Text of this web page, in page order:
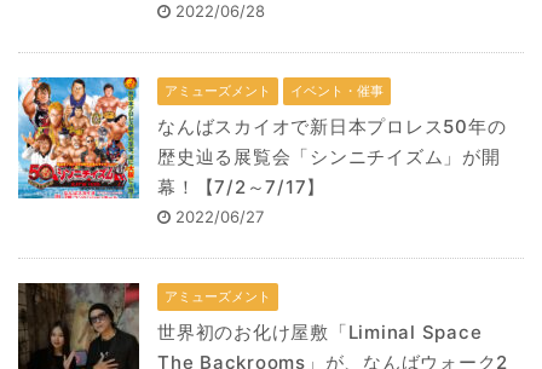
2022/06/28
アミューズメント イベント・催事
なんばスカイオで新日本プロレス50年の
歴史辿る展覧会「シンニチイズム」が開
幕！【7/2～7/17】
2022/06/27
アミューズメント
世界初のお化け屋敷「Liminal Space
The Backrooms」が、なんばウォーク2